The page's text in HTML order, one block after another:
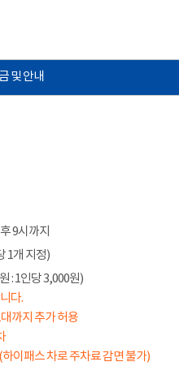
및 안내
9시까지
1개 지정)
: 1인당 3,000원)
다.
까지 추가 허용
이패스 차로 주차료 감면 불가)